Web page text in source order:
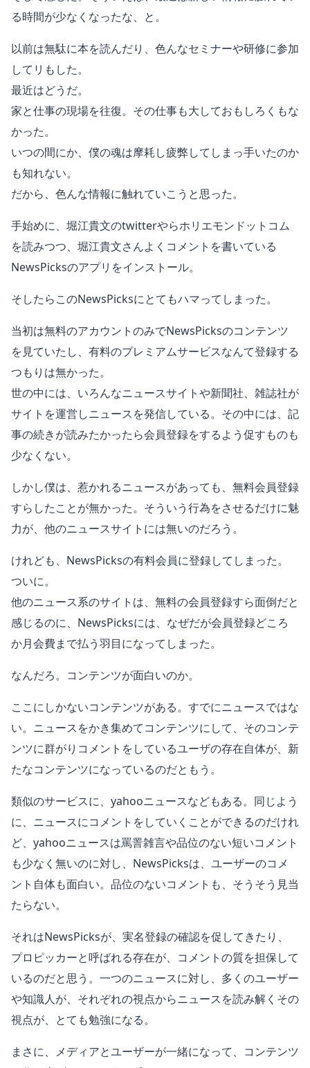
る時間が少なくなったな、と。
以前は無駄に本を読んだり、色んなセミナーや研修に参加
してリもした。
最近はどうだ。
家と仕事の現場を往復。その仕事も大しておもしろくもな
かった。
いつの間にか、僕の魂は摩耗し疲弊してしまっ手いたのか
も知れない。
だから、色んな情報に触れていこうと思った。
手始めに、堀江貴文のtwitterやらホリエモンドットコム
を読みつつ、堀江貴文さんよくコメントを書いている
NewsPicksのアプリをインストール。
そしたらこのNewsPicksにとてもハマってしまった。
当初は無料のアカウントのみでNewsPicksのコンテンツ
を見ていたし、有料のプレミアムサービスなんて登録する
つもりは無かった。
世の中には、いろんなニュースサイトや新聞社、雑誌社が
サイトを運営しニュースを発信している。その中には、記
事の続きが読みたかったら会員登録をするよう促すものも
少なくない。
しかし僕は、惹かれるニュースがあっても、無料会員登録
すらしたことが無かった。そういう行為をさせるだけに魅
力が、他のニュースサイトには無いのだろう。
けれども、NewsPicksの有料会員に登録してしまった。
ついに。
他のニュース系のサイトは、無料の会員登録すら面倒だと
感じるのに、NewsPicksには、なぜだが会員登録どころ
か月会費まで払う羽目になってしまった。
なんだろ。コンテンツが面白いのか。
ここにしかないコンテンツがある。すでにニュースではな
い。ニュースをかき集めてコンテンツにして、そのコンテ
ンツに群がりコメントをしているユーザの存在自体が、新
たなコンテンツになっているのだともう。
類似のサービスに、yahooニュースなどもある。同じよう
に、ニュースにコメントをしていくことができるのだけれ
ど、yahooニュースは罵詈雑言や品位のない短いコメント
も少なく無いのに対し、NewsPicksは、ユーザーのコメ
ント自体も面白い。品位のないコメントも、そうそう見当
たらない。
それはNewsPicksが、実名登録の確認を促してきたり、
プロピッカーと呼ばれる存在が、コメントの質を担保して
いるのだと思う。一つのニュースに対し、多くのユーザー
や知識人が、それぞれの視点からニュースを読み解くその
視点が、とても勉強になる。
まさに、メディアとユーザーが一緒になって、コンテンツ